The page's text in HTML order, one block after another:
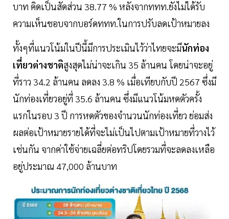
บาท คิดเป็นสัดส่วน 38.77 % หลังจากททท.ยังไม่ได้รับ
ความเห็นชอบจากบอร์ดททท.ในการปรับลดเป้าหมายลง
ทั้งๆที่แนวโน้มในปีนี้มีการประเมินไว้ว่าไทยจะมีนักท่อง
เที่ยวต่างชาติสูงสุดไม่น่าจะเกิน 35 ล้านคน โดยน่าจะอยู่
ที่ราว 34.2 ล้านคน ลดลง 3.8 % เมื่อเทียบกับปี 2567 ซึ่งมี
นักท่องเที่ยวอยู่ที่ 35.6 ล้านคน ซึ่งมีแนวโน้มหดตัวครั้ง
แรกในรอบ 3 ปี การหดตัวของจำนวนนักท่องเที่ยว ย่อมส่ง
ผลต่อเป้าหมายรายได้ที่จะไม่เป็นไปตามเป้าหมายที่วางไว้
เช่นกัน จากค่าใช้จ่ายเฉลี่ยต่อทริปโดยรวมที่จะลดลงเหลือ
อยู่ประมาณ 47,000 ล้านบาท